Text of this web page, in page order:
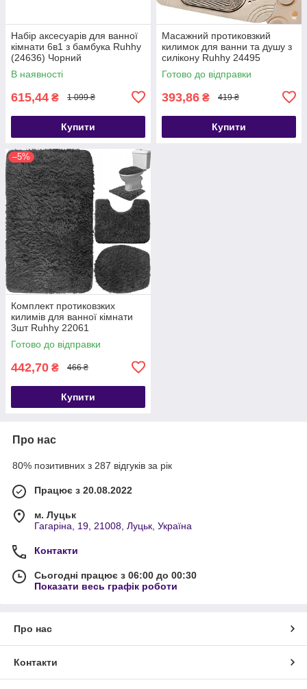
Набір аксесуарів для ванної
кімнати 6в1 з бамбука Ruhhy
(24636) Чорний
В наявності
615,44 ₴ 1 099 ₴
Купити
Масажний протиковзкий
килимок для ванни та душу з
силікону Ruhhy 24495
Готово до відправки
393,86 ₴ 419 ₴
Купити
–5%
Комплект протиковзких
килимів для ванної кімнати
3шт Ruhhy 22061
Готово до відправки
442,70 ₴ 466 ₴
Купити
Про нас
80% позитивних з 287 відгуків за рік
Працює з 20.08.2022
м. Луцьк
Гагаріна, 19, 21008, Луцьк, Україна
Контакти
Сьогодні працює з 06:00 до 00:30
Показати весь графік роботи
Про нас
Контакти